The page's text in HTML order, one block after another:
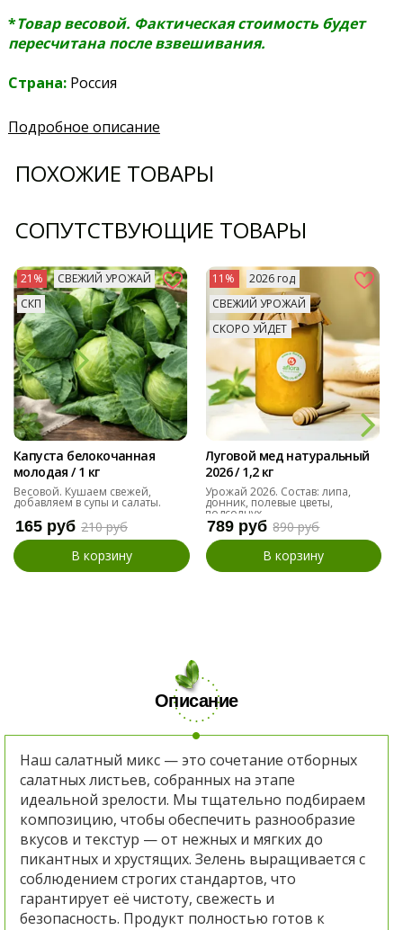
*Товар весовой. Фактическая стоимость будет
пересчитана после взвешивания.
Страна: Россия
Подробное описание
ПОХОЖИЕ ТОВАРЫ
СОПУТСТВУЮЩИЕ ТОВАРЫ
21%
СВЕЖИЙ УРОЖАЙ
СКП
Капуста белокочанная
молодая / 1 кг
Весовой. Кушаем свежей,
добавляем в супы и салаты.
165 руб 210 руб
В корзину
11%
2026 год
СВЕЖИЙ УРОЖАЙ
СКОРО УЙДЕТ
Луговой мед натуральный
2026 / 1,2 кг
Урожай 2026. Состав: липа,
донник, полевые цветы,
подсолнух
789 руб 890 руб
В корзину
Описание
Наш салатный микс — это сочетание отборных
салатных листьев, собранных на этапе
идеальной зрелости. Мы тщательно подбираем
композицию, чтобы обеспечить разнообразие
вкусов и текстур — от нежных и мягких до
пикантных и хрустящих. Зелень выращивается с
соблюдением строгих стандартов, что
гарантирует её чистоту, свежесть и
безопасность. Продукт полностью готов к